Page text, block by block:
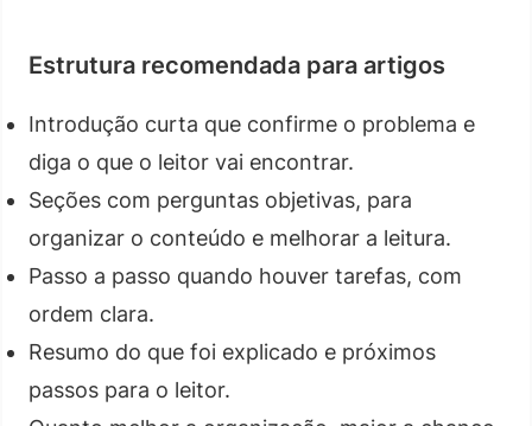
Estrutura recomendada para artigos
Introdução curta que confirme o problema e
diga o que o leitor vai encontrar.
Seções com perguntas objetivas, para
organizar o conteúdo e melhorar a leitura.
Passo a passo quando houver tarefas, com
ordem clara.
Resumo do que foi explicado e próximos
passos para o leitor.